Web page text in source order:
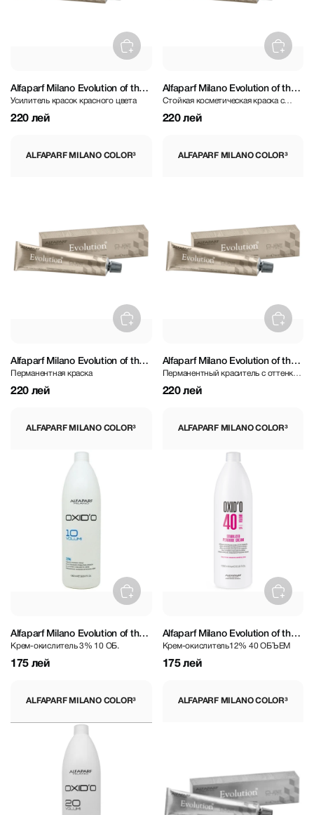
Alfaparf Milano Evolution of the
Color³ Color Boosters - RB Red
Booster 60 ml
Усилитель красок красного цвета
220 лей
Alfaparf Milano Evolution of the
Color³ Mahogany 60 ml
Стойкая косметическая краска с
коричнево-фиолетовым оттенком
220 лей
ALFAPARF MILANO COLOR³
Alfaparf Milano Evolution of the
Color³ Third Tone 8.642 Light
Red Copper-Violet Blonde 60
Перманентная краска
220 лей
ALFAPARF MILANO COLOR³
Alfaparf Milano Evolution of the
Color³ Violet- 10.21 Lightest
Violet Ash Blonde 60 ml
Перманентный краситель с оттенком
блонд - фиолетовый
220 лей
ALFAPARF MILANO COLOR³
Alfaparf Milano Evolution of the
Color³ Oxid’o Evolution Of The
Color Cube 3% 1000 ml
Крем-окислитель 3% 10 ОБ.
175 лей
ALFAPARF MILANO COLOR³
Alfaparf Milano Evolution of the
Color³ Oxid’o Evolution Of The
Color Cube 12% 1000 ml
Крем-окислитель12% 40 ОБЪЕМ
175 лей
ALFAPARF MILANO COLOR³ ALFAPARF MILANO COLOR³